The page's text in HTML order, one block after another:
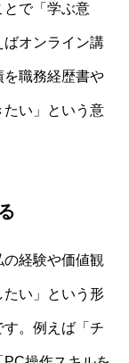
とで「学ぶ意
オンライン講
を職務経歴書や
い」という意
経験や価値観
たい」という形
。例えば「チ